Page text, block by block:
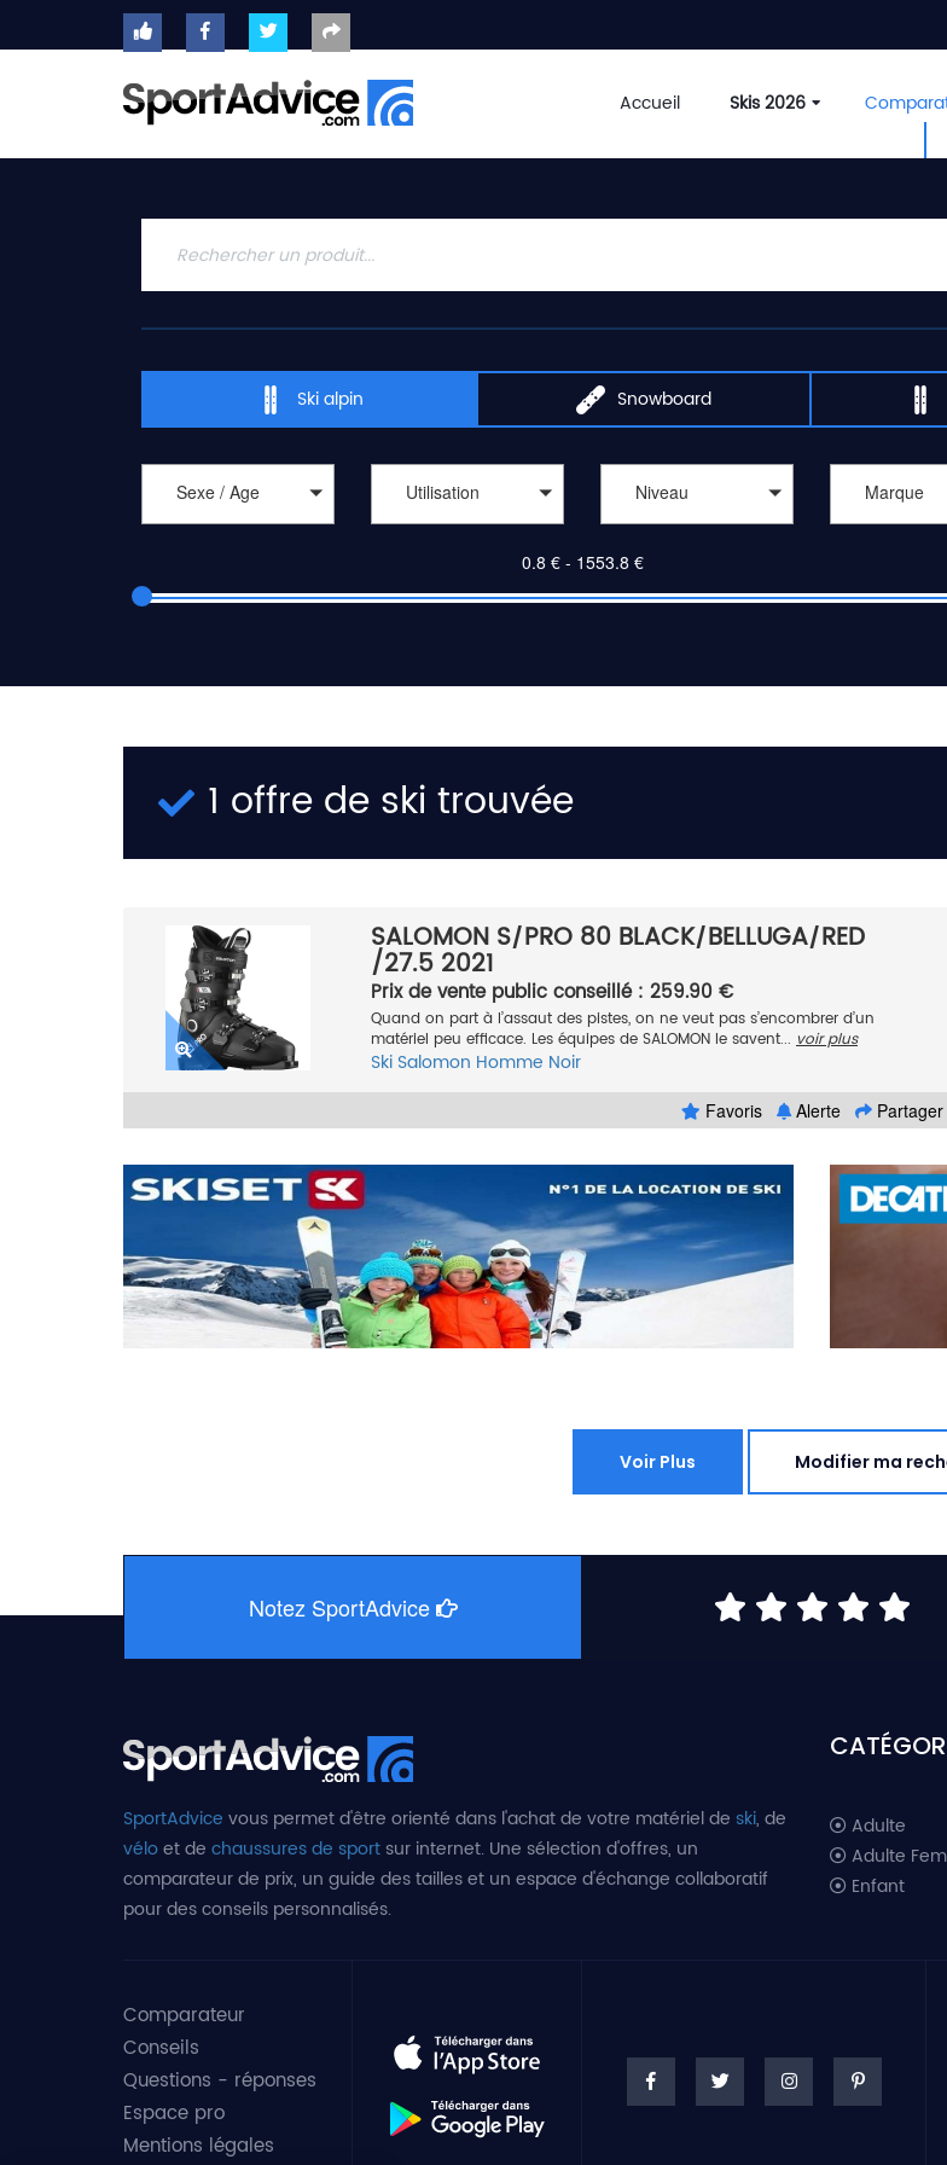
Accueil Skis 2026
ACCUEIL
2020
CONSEILS
QUESTIONS
Ski alpin Snowboard
Sexe / Age Utilisation Niveau Marque
1 offre de ski trouvée
SALOMON S/PRO 80 BLACK/BELLUGA/RED
/27.5 2021
Prix de vente public conseillé : 259.90 €
Quand on part à l’assaut des pistes, on ne veut pas s’encombrer d’un
matériel peu efficace. Les équipes de SALOMON le savent... voir plus
Ski Salomon Homme Noir
Favoris
Alerte Partager
Voir Plus Modifier ma
Notez SportAdvice
SportAdvice vous permet d'être orienté dans l'achat de votre matériel de ski, de
véloet de chaussures de sportsur internet. Une sélection d'offres, un
comparateur de prix, un guide des tailles et un espace d'échange collaboratif
pour des conseils personnalisés.
Adulte
Adulte
Enfant
Comparateur
Conseils
Questions - réponses
Espace pro
Mentions légales